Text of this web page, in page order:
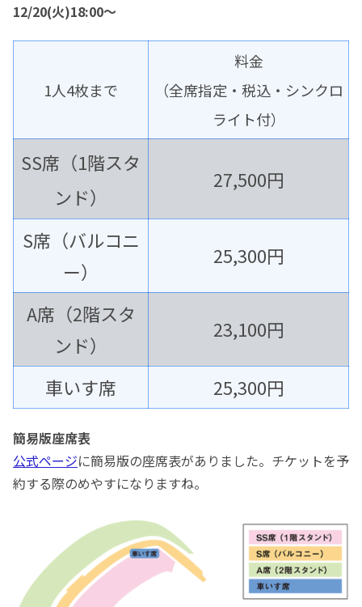
12/20(火)18:00～
1人4枚まで
料金
（全席指定・税込・シンクロ
ライト付）
SS席（1階スタ
ンド）
27,500円
S席（バルコニ
ー）
25,300円
A席（2階スタ
ンド）
23,100円
車いす席 25,300円
簡易版座席表
公式ページに簡易版の座席表がありました。チケットを予
約する際のめやすになりますね。